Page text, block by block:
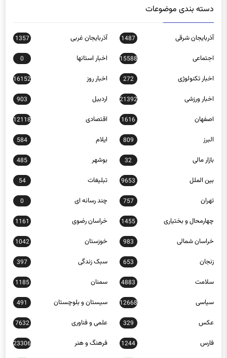
دسته بندی موضوعات
آذربایجان شرقی 1487 آذربایجان غربی 1357
اجتماعی 15588 اخبار استانها 0
اخبار تکنولوژی 272 اخبار روز 16152
اخبار ورزشی 21392 اردبیل 903
اصفهان 1616 اقتصادی 12118
البرز 809 ایلام 584
بازار مالی 32 بوشهر 485
بین الملل 9653 تبلیغات 54
تهران 757 چند رسانه ای 0
چهارمحال و بختیاری 1455 خراسان رضوی 1161
خراسان شمالی 983 خوزستان 1042
زنجان 653 سبک زندگی 397
سلامت 4883 سمنان 1185
سیاسی 12668 سیستان و بلوچستان 491
عکس 329 علمی و فناوری 7632
فارس 1244 فرهنگ و هنر 23306